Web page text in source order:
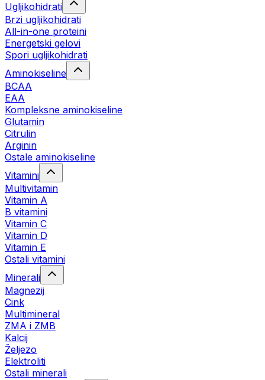
Ugljikohidrati
Brzi ugljikohidrati
All-in-one proteini
Energetski gelovi
Spori ugljikohidrati
Aminokiseline
BCAA
EAA
Kompleksne aminokiseline
Glutamin
Citrulin
Arginin
Ostale aminokiseline
Vitamini
Multivitamin
Vitamin A
B vitamini
Vitamin C
Vitamin D
Vitamin E
Ostali vitamini
Minerali
Magnezij
Cink
Multimineral
ZMA i ZMB
Kalcij
Željezo
Elektroliti
Ostali minerali